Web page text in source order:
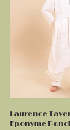
Laurence
Eponyme